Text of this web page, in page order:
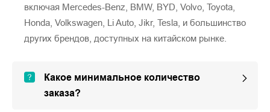
включая Mercedes-Benz, BMW, BYD, Volvo, Toyota,
Honda, Volkswagen, Li Auto, Jikr, Tesla, и большинство
других брендов, доступных на китайском рынке.
Какое минимальное количество
заказа?